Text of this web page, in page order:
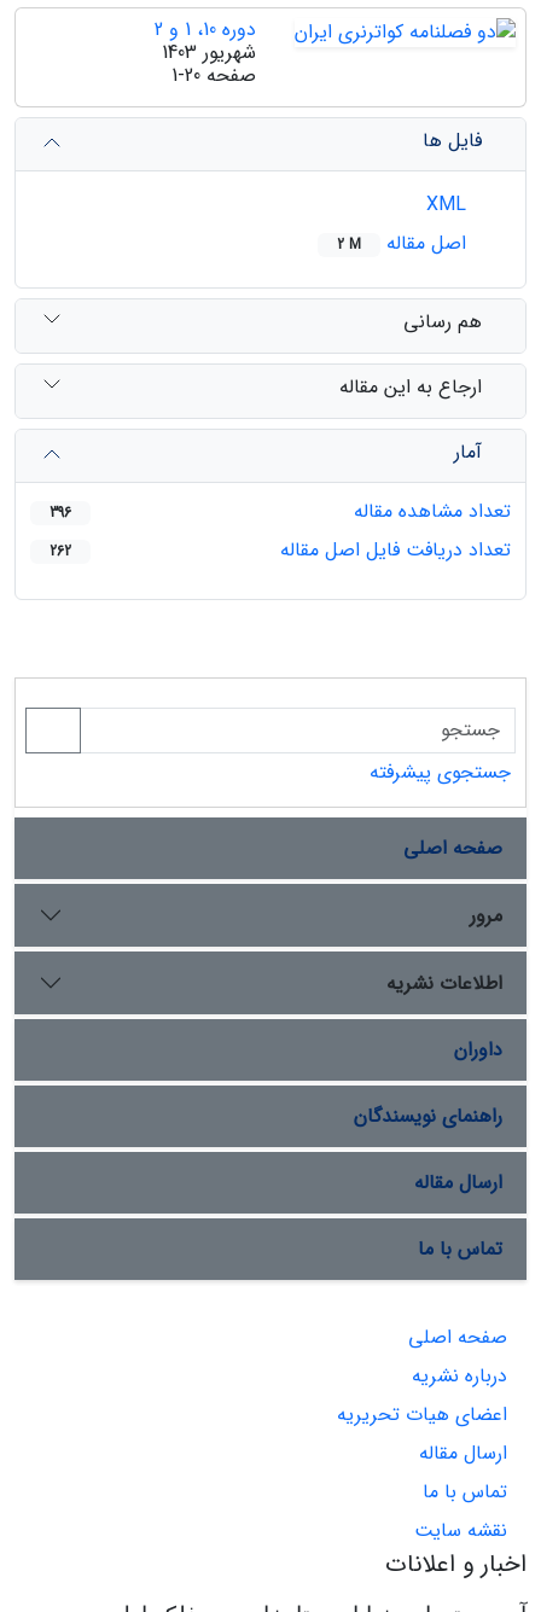
دوره 10، 1 و 2
شهریور 1403
صفحه 1-20
فایل ها
اصل مقاله
2 M
هم رسانی
ارجاع به این مقاله
آمار
تعداد مشاهده مقاله
396
تعداد دریافت فایل اصل مقاله 262
جستجوی پیشرفته
صفحه اصلی
مرور
اطلاعات نشریه
داوران
راهنمای نویسندگان
ارسال مقاله
تماس با ما
صفحه اصلی
درباره نشریه
اعضای هیات تحریریه
ارسال مقاله
تماس با ما
نقشه سایت
اخبار و اعلانات